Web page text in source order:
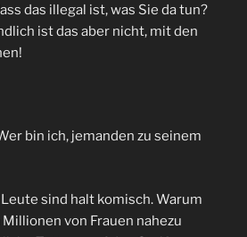
das illegal ist, was Sie da tun?
ist das aber nicht, mit den
bin ich, jemanden zu seinem
sind halt komisch. Warum
von Frauen nahezu